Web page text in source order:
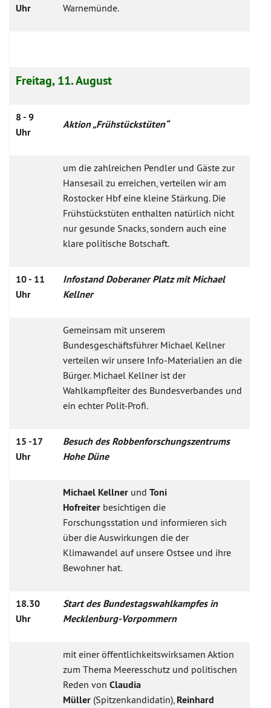
Uhr
Warnemünde.
Freitag, 11. August
8 - 9
Uhr
Aktion „Frühstückstüten“
um die zahlreichen Pendler und Gäste zur
Hansesail zu erreichen, verteilen wir am
Rostocker Hbf eine kleine Stärkung. Die
Frühstückstüten enthalten natürlich nicht
nur gesunde Snacks, sondern auch eine
klare politische Botschaft.
10 - 11
Uhr
Infostand Doberaner Platz mit Michael
Kellner
Gemeinsam mit unserem
Bundesgeschäftsführer Michael Kellner
verteilen wir unsere Info-Materialien an die
Bürger. Michael Kellner ist der
Wahlkampfleiter des Bundesverbandes und
ein echter Polit-Profi.
15 -17
Uhr
Besuch des Robbenforschungszentrums
Hohe Düne
Michael Kellner und Toni
Hofreiter besichtigen die
Forschungsstation und informieren sich
über die Auswirkungen die der
Klimawandel auf unsere Ostsee und ihre
Bewohner hat.
18.30
Uhr
Start des Bundestagswahlkampfes in
Mecklenburg-Vorpommern
mit einer öffentlichkeitswirksamen Aktion
zum Thema Meeresschutz und politischen
Reden von Claudia
Müller (Spitzenkandidatin), Reinhard